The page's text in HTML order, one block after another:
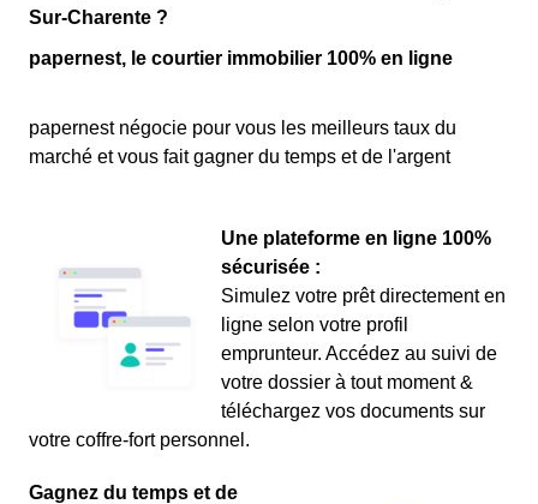
Sur-Charente ?
papernest, le courtier immobilier 100% en ligne
papernest négocie pour vous les meilleurs taux du
marché et vous fait gagner du temps et de l'argent
Une plateforme en ligne 100%
sécurisée :
Simulez votre prêt directement en
ligne selon votre profil
emprunteur. Accédez au suivi de
votre dossier à tout moment &
téléchargez vos documents sur
votre coffre-fort personnel.
Gagnez du temps et de